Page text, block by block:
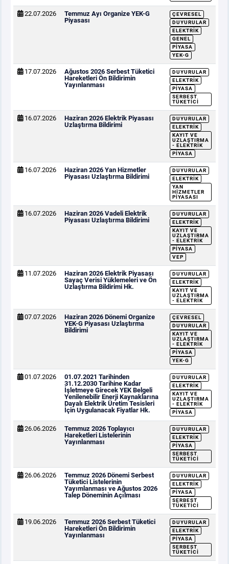
22.07.2026
Temmuz Ayı Organize YEK-G
Piyasası
ÇEVRESEL
DUYURULAR
ELEKTRIK
GENEL
PIYASA
YEK-G
17.07.2026
Ağustos 2026 Serbest Tüketici
Hareketleri Ön Bildirimin
Yayınlanması
DUYURULAR
ELEKTRIK
PIYASA
SERBEST
TÜKETICI
16.07.2026
Haziran 2026 Elektrik Piyasası
Uzlaştırma Bildirimi
DUYURULAR
ELEKTRIK
KAYIT VE
UZLAŞTIRMA
- ELEKTRIK
PIYASA
16.07.2026
Haziran 2026 Yan Hizmetler
Piyasası Uzlaştırma Bildirimi
DUYURULAR
ELEKTRIK
YAN
HIZMETLER
PIYASASI
16.07.2026
Haziran 2026 Vadeli Elektrik
Piyasası Uzlaştırma Bildirimi
DUYURULAR
ELEKTRIK
KAYIT VE
UZLAŞTIRMA
- ELEKTRIK
PIYASA
VEP
11.07.2026
Haziran 2026 Elektrik Piyasası
Sayaç Verisi Yüklemeleri ve Ön
Uzlaştırma Bildirimi Hk.
DUYURULAR
ELEKTRIK
KAYIT VE
UZLAŞTIRMA
- ELEKTRIK
07.07.2026
Haziran 2026 Dönemi Organize
YEK-G Piyasası Uzlaştırma
Bildirimi
ÇEVRESEL
DUYURULAR
KAYIT VE
UZLAŞTIRMA
- ELEKTRIK
PIYASA
YEK-G
01.07.2026
01.07.2021 Tarihinden
31.12.2030 Tarihine Kadar
İşletmeye Girecek YEK Belgeli
Yenilenebilir Enerji Kaynaklarına
Dayalı Elektrik Üretim Tesisleri
İçin Uygulanacak Fiyatlar Hk.
DUYURULAR
ELEKTRIK
KAYIT VE
UZLAŞTIRMA
- ELEKTRIK
PIYASA
26.06.2026
Temmuz 2026 Toplayıcı
Hareketleri Listelerinin
Yayınlanması
DUYURULAR
ELEKTRIK
PIYASA
SERBEST
TÜKETICI
26.06.2026
Temmuz 2026 Dönemi Serbest
Tüketici Listelerinin
Yayımlanması ve Ağustos 2026
Talep Döneminin Açılması
DUYURULAR
ELEKTRIK
PIYASA
SERBEST
TÜKETICI
19.06.2026
Temmuz 2026 Serbest Tüketici
Hareketleri Ön Bildirimin
Yayınlanması
DUYURULAR
ELEKTRIK
PIYASA
SERBEST
TÜKETICI